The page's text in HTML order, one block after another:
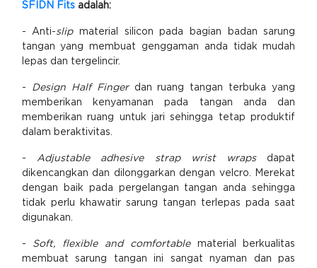
SFIDN Fitsadalah:
- Anti-slipmaterial silicon pada bagian badan sarung
tangan yang membuat genggaman anda tidak mudah
lepas dan tergelincir.
- Design Half Fingerdan ruang tangan terbuka yang
memberikan kenyamanan pada tangan anda dan
memberikan ruang untuk jari sehingga tetap produktif
dalam beraktivitas.
- Adjustable adhesive strap wrist wrapsdapat
dikencangkan dan dilonggarkan dengan velcro. Merekat
dengan baik pada pergelangan tangan anda sehingga
tidak perlu khawatir sarung tangan terlepas pada saat
digunakan.
- Soft, flexible and comfortable material berkualitas
membuat sarung tangan ini sangat nyaman dan pas